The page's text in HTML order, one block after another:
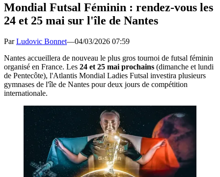
Mondial Futsal Féminin : rendez-vous les
24 et 25 mai sur l'île de Nantes
ParLudovic Bonnet—04/03/2026 07:59
Nantes accueillera de nouveau le plus gros tournoi de futsal féminin
organisé en France. Les 24 et 25 mai prochains (dimanche et lundi
de Pentecôte), l'Atlantis Mondial Ladies Futsal investira plusieurs
gymnases de l'île de Nantes pour deux jours de compétition
internationale.